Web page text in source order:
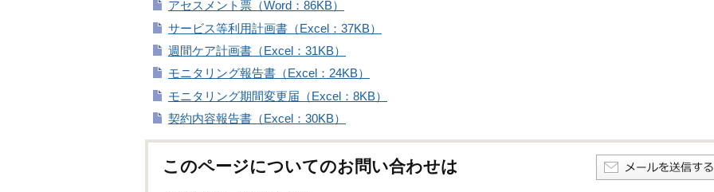
アセスメント票（Word：86KB）
サービス等利用計画書（Excel：37KB）
週間ケア計画書（Excel：31KB）
モニタリング報告書（Excel：24KB）
モニタリング期間変更届（Excel：8KB）
契約内容報告書（Excel：30KB）
このページについてのお問い合わせは